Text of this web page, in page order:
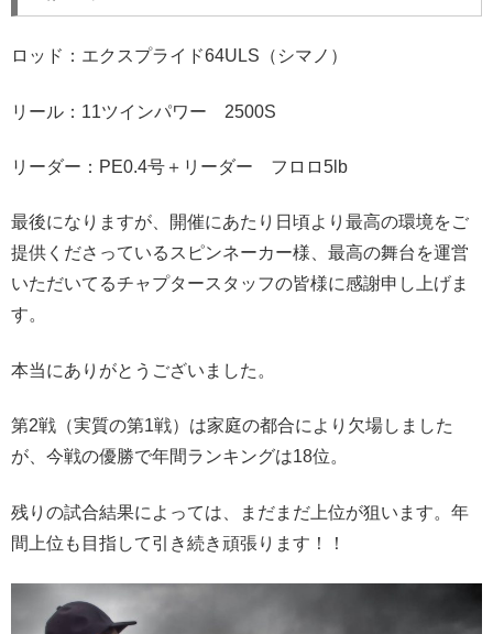
ロッド：エクスプライド64ULS（シマノ）
リール：11ツインパワー 2500S
リーダー：PE0.4号＋リーダー フロロ5lb
最後になりますが、開催にあたり日頃より最高の環境をご
提供くださっているスピンネーカー様、最高の舞台を運営
いただいてるチャプタースタッフの皆様に感謝申し上げま
す。
本当にありがとうございました。
第2戦（実質の第1戦）は家庭の都合により欠場しました
が、今戦の優勝で年間ランキングは18位。
残りの試合結果によっては、まだまだ上位が狙います。年
間上位も目指して引き続き頑張ります！！